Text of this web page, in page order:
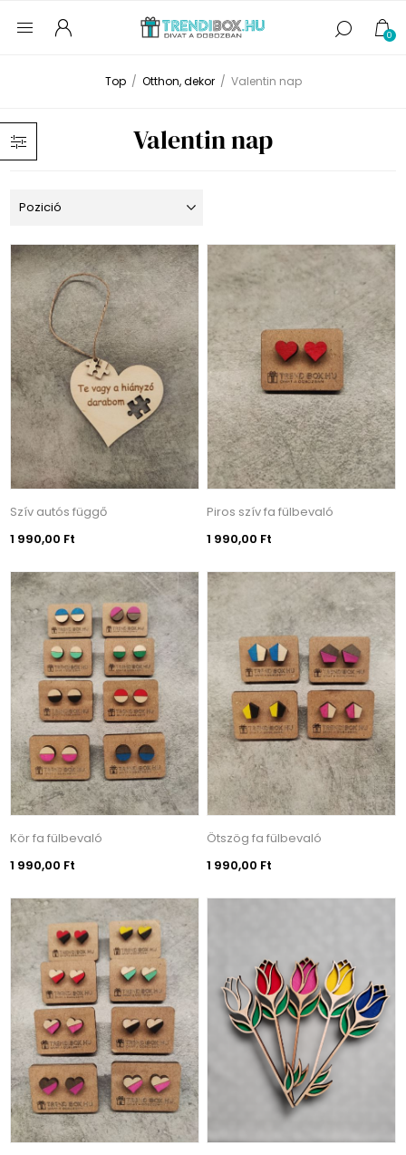
0
Top / Otthon, dekor / Valentin nap
Valentin nap
Szív autós függő
1 990,00 Ft
Piros szív fa fülbevaló
1 990,00 Ft
Kör fa fülbevaló
1 990,00 Ft
Ötszög fa fülbevaló
1 990,00 Ft